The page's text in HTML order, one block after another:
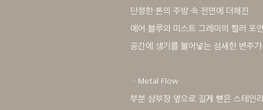
단정한 톤의 주방 속 전면에 더해진
에어 블루와 미스트 그레이의 컬러 포
공간에 생기를 불어넣는 섬세한 변주가
ㆍMetal Flow
부분 상부장 옆으로 길게 뻗은 스테인